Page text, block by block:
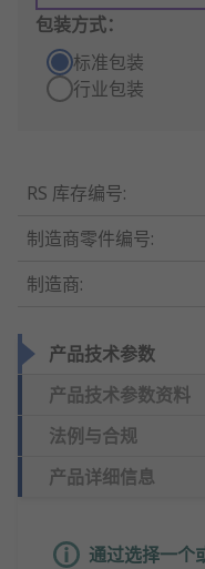
包装方式：
标准包装
行业包装
RS 库存编号:
制造商零件编号:
制造商:
产品技术参数
产品技术参数资料
法例与合规
产品详细信息
通过选择一个